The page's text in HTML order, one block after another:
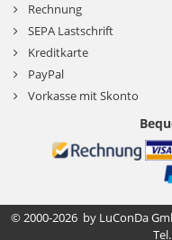
Rechnung
SEPA Lastschrift
Kreditkarte
PayPal
Vorkasse mit Skonto
© 2000-2026 by LuConDa